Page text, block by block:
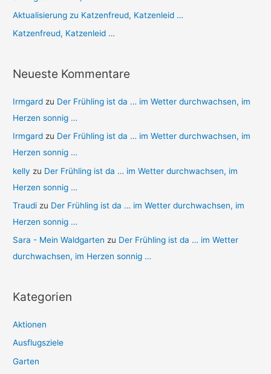
Aktualisierung zu Katzenfreud, Katzenleid …
Katzenfreud, Katzenleid …
Neueste Kommentare
Irmgard zu Der Frühling ist da … im Wetter durchwachsen, im
Herzen sonnig …
Irmgard zu Der Frühling ist da … im Wetter durchwachsen, im
Herzen sonnig …
kelly zu Der Frühling ist da … im Wetter durchwachsen, im
Herzen sonnig …
Traudi zu Der Frühling ist da … im Wetter durchwachsen, im
Herzen sonnig …
Sara - Mein Waldgarten zu Der Frühling ist da … im Wetter
durchwachsen, im Herzen sonnig …
Kategorien
Aktionen
Ausflugsziele
Garten